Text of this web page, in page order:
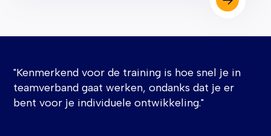
"Kenmerkend voor de training is hoe snel je in
teamverband gaat werken, ondanks dat je er
bent voor je individuele ontwikkeling."